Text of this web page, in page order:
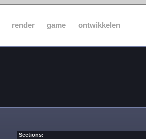
render game ontwikkelen
Sections: